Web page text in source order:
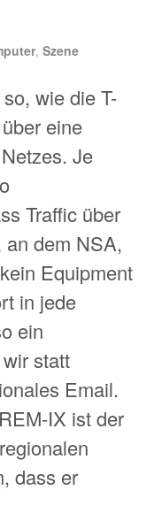
, Szene
wie die T-
eine
Je
Traffic über
dem NSA,
Equipment
in jede
ein
statt
Email.
IX ist der
dass er